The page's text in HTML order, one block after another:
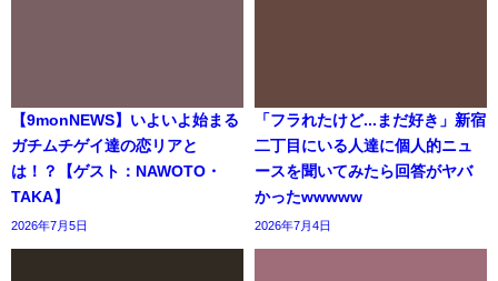
【9monNEWS】いよいよ始まる
ガチムチゲイ達の恋リアと
は！？【ゲスト：NAWOTO・
TAKA】
2026年7月5日
「フラれたけど...まだ好き」新宿
二丁目にいる人達に個人的ニュ
ースを聞いてみたら回答がヤバ
かったwwwww
2026年7月4日